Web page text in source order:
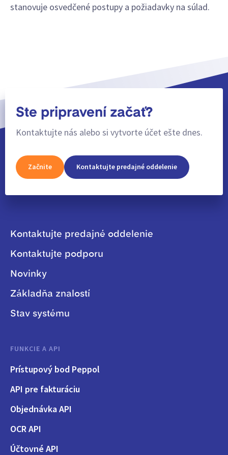
stanovuje osvedčené postupy a požiadavky na súlad.
Ste pripravení začať?
Kontaktujte nás alebo si vytvorte účet ešte dnes.
Začnite Kontaktujte predajné oddelenie
Kontaktujte predajné oddelenie
Kontaktujte podporu
Novinky
Základňa znalostí
Stav systému
FUNKCIE A API
Prístupový bod Peppol
API pre fakturáciu
Objednávka API
OCR API
Účtovné API